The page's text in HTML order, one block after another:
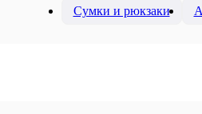
Сумки и рюкзаки